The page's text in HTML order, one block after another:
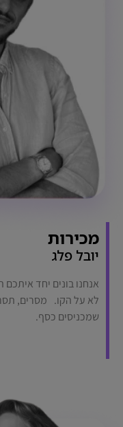
מכירות
יובל פלג
אנחנו בונים יחד
שמכניסים כסף.